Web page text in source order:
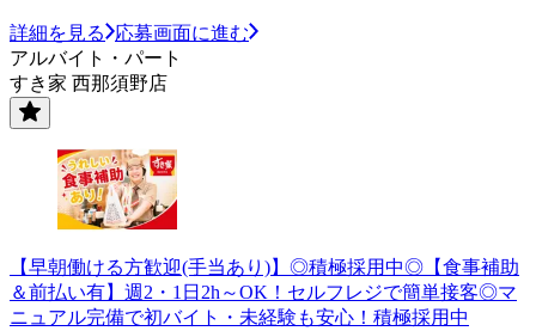
詳細を見る
応募画面に進む
アルバイト・パート
すき家 西那須野店
【早朝働ける方歓迎(手当あり)】◎積極採用中◎【食事補助
＆前払い有】週2・1日2h～OK！セルフレジで簡単接客◎マ
ニュアル完備で初バイト・未経験も安心！積極採用中